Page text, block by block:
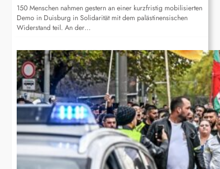
150 Menschen nahmen gestern an einer kurzfristig mobilisierten
Demo in Duisburg in Solidarität mit dem palästinensischen
Widerstand teil. An der…